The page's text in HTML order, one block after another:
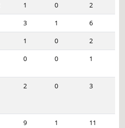
1 0
2
3 1
6
1 0
2
0 0 1
2 0 3
9 1
11